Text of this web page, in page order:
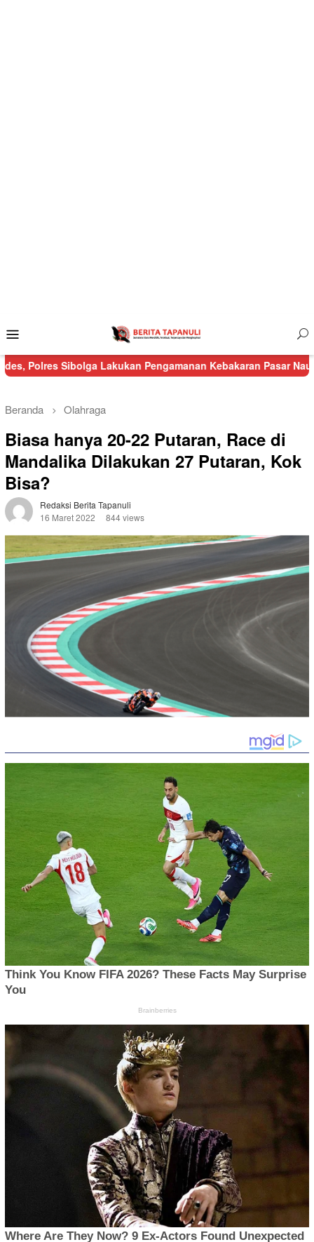
Mobile
Lakukan Pengamanan Kebakaran Pasar Nauli Kurang
Beranda Olahraga
Biasa hanya 20-22 Putaran, Race di
Mandalika Dilakukan 27 Putaran, Kok
Bisa?
Redaksi Berita Tapanuli
16 Maret 2022
844 views